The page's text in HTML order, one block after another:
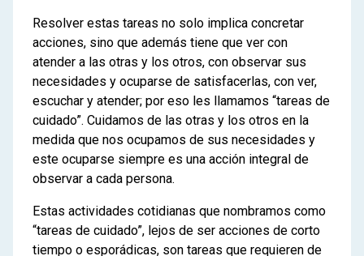
Resolver estas tareas no solo implica concretar
acciones, sino que además tiene que ver con
atender a las otras y los otros, con observar sus
necesidades y ocuparse de satisfacerlas, con ver,
escuchar y atender; por eso les llamamos “tareas de
cuidado”. Cuidamos de las otras y los otros en la
medida que nos ocupamos de sus necesidades y
este ocuparse siempre es una acción integral de
observar a cada persona.
Estas actividades cotidianas que nombramos como
“tareas de cuidado”, lejos de ser acciones de corto
tiempo o esporádicas, son tareas que requieren de